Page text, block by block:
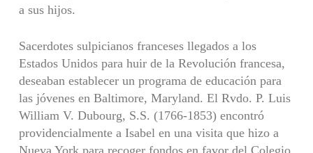
a sus hijos.
Sacerdotes sulpicianos franceses llegados a los
Estados Unidos para huir de la Revolución francesa,
deseaban establecer un programa de educación para
las jóvenes en Baltimore, Maryland. El Rvdo. P. Luis
William V. Dubourg, S.S. (1766-1853) encontró
providencialmente a Isabel en una visita que hizo a
Nueva York para recoger fondos en favor del Colegio